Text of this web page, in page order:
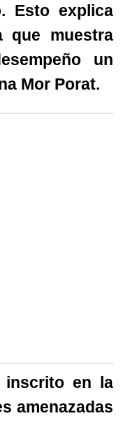
Esto explica
que muestra
un
Mor Porat.
inscrito en la
amenazadas